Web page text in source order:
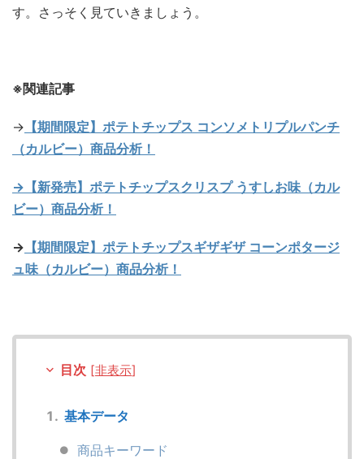
す。さっそく見ていきましょう。
※関連記事
→ 【期間限定】ポテトチップス コンソメトリプルパンチ
（カルビー）商品分析！
→【新発売】ポテトチップスクリスプ うすしお味（カル
ビー）商品分析！
→ 【期間限定】ポテトチップスギザギザ コーンポタージ
ュ味（カルビー）商品分析！
目次 [非表示]
基本データ
商品キーワード